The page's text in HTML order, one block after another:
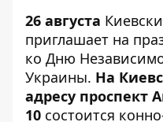
26 августа
приглашает на
ко Дню
Украины. На
адресу проспект
10 состоится